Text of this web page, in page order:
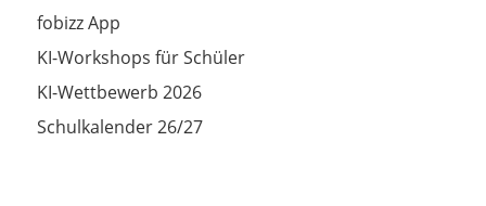
fobizz App
KI-Workshops für Schüler
KI-Wettbewerb 2026
Schulkalender 26/27